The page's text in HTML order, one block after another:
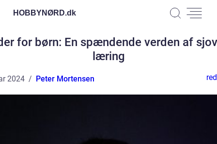
HOBBYNØRD.dk
for børn: En spændende verden af
læring
2024 Peter Mortensen